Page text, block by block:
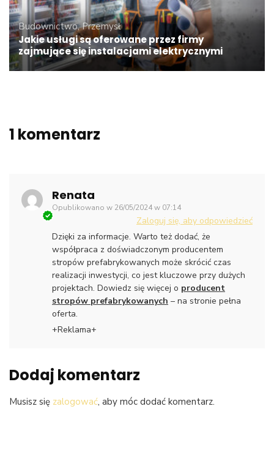
Budownictwo, Przemysł
Jakie usługi są oferowane przez firmy
zajmujące się instalacjami elektrycznymi
1 komentarz
Renata
Opublikowano w 26/05/2024 w 07:14
Zaloguj się, aby odpowiedzieć
Dzięki za informacje. Warto też dodać, że
współpraca z doświadczonym producentem
stropów prefabrykowanych może skrócić czas
realizacji inwestycji, co jest kluczowe przy dużych
projektach. Dowiedz się więcej o producent
stropów prefabrykowanych – na stronie pełna
oferta.
+Reklama+
Dodaj komentarz
Musisz się zalogować, aby móc dodać komentarz.